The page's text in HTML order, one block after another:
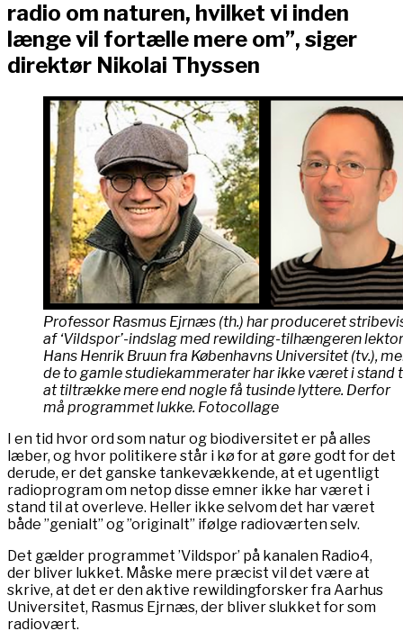
radio om naturen, hvilket vi inden
længe vil fortælle mere om”, siger
direktør Nikolai Thyssen
Professor Rasmus Ejrnæs (th.) har produceret
af ‘Vildspor’-indslag med rewilding-tilhængeren lektor
Hans Henrik Bruun fra Københavns Universitet (tv.),
de to gamle studiekammerater har ikke været i stand
at tiltrække mere end nogle få tusinde lyttere. Derfor
må programmet lukke. Fotocollage
I en tid hvor ord som natur og biodiversitet er på alles
læber, og hvor politikere står i kø for at gøre godt for det
derude, er det ganske tankevækkende, at et ugentligt
radioprogram om netop disse emner ikke har været i
stand til at overleve. Heller ikke selvom det har været
både ”genialt” og ”originalt” ifølge radioværten selv.
Det gælder programmet ’Vildspor’ på kanalen Radio4,
der bliver lukket. Måske mere præcist vil det være at
skrive, at det er den aktive rewildingforsker fra Aarhus
Universitet, Rasmus Ejrnæs, der bliver slukket for som
radiovært.